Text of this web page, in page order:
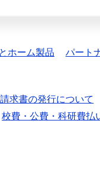
ホーム製品 パート
求書の発行について
校費・公費・科研費払